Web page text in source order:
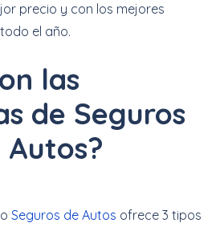
precio y con los mejores
el año.
las
de Seguros
Seguros de Autos ofrece 3 tipos